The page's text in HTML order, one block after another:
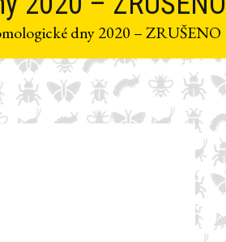
dny 2020 – ZRUŠENO